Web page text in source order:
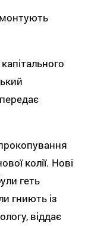
колії. Нові
геть
гниють із
віддає